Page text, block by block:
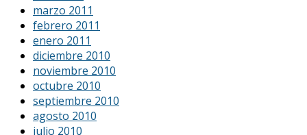
marzo 2011
febrero 2011
enero 2011
diciembre 2010
noviembre 2010
octubre 2010
septiembre 2010
agosto 2010
julio 2010